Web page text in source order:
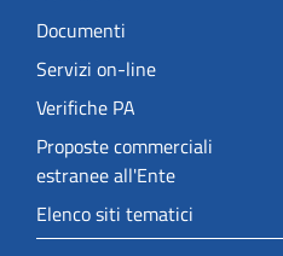
Documenti
Servizi on-line
Verifiche PA
Proposte commerciali
estranee all'Ente
Elenco siti tematici